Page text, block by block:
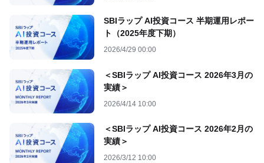
SBIラップ AI投資コース 半期運用レポー
ト（2025年度下期）
2026/4/29 00:00
＜SBIラップ AI投資コース 2026年3月の
実績＞
2026/4/14 10:00
＜SBIラップ AI投資コース 2026年2月の
実績＞
2026/3/12 10:00